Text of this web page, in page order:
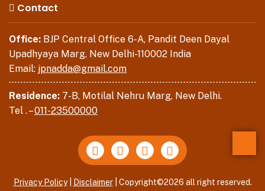
Contact
Office: BJP Central Office 6-A, Pandit Deen Dayal
Upadhyaya Marg, New Delhi-110002 India
Email: jpnadda@gmail.com
Residence: 7-B, Motilal Nehru Marg, New Delhi.
Tel . –011-23500000
Privacy Policy| Disclaimer| Copyright©2026 all right reserved.